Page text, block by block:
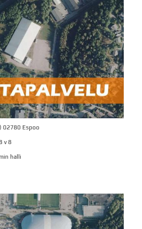
02780 Espoo
v 8
halli